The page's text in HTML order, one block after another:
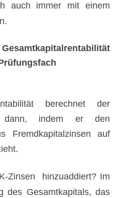
auch immer mit einem
berechnet der
dann, indem er den
Fremdkapitalzinsen auf
Zinsen hinzuaddiert? Im
des Gesamtkapitals, das